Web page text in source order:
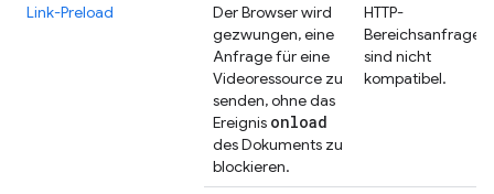
Link-Preload
Der Browser wird
gezwungen, eine
Anfrage für eine
Videoressource zu
senden, ohne das
Ereignis onload
des Dokuments zu
blockieren.
HTTP-
Bereichsanfragen
sind nicht
kompatibel.